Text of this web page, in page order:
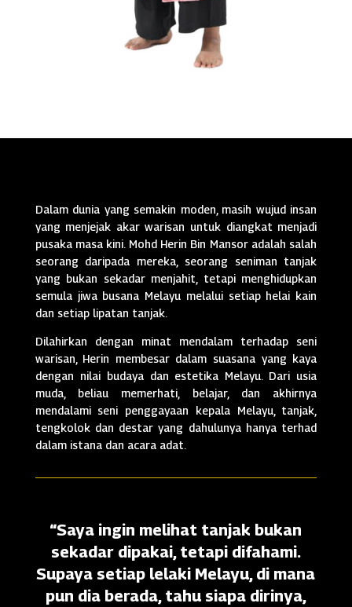
Dalam dunia yang semakin moden, masih wujud insan
yang menjejak akar warisan untuk diangkat menjadi
pusaka masa kini. Mohd Herin Bin Mansor adalah salah
seorang daripada mereka, seorang seniman tanjak
yang bukan sekadar menjahit, tetapi menghidupkan
semula jiwa busana Melayu melalui setiap helai kain
dan setiap lipatan tanjak.
Dilahirkan dengan minat mendalam terhadap seni
warisan, Herin membesar dalam suasana yang kaya
dengan nilai budaya dan estetika Melayu. Dari usia
muda, beliau memerhati, belajar, dan akhirnya
mendalami seni penggayaan kepala Melayu, tanjak,
tengkolok dan destar yang dahulunya hanya terhad
dalam istana dan acara adat.
“Saya ingin melihat tanjak bukan
sekadar dipakai, tetapi difahami.
Supaya setiap lelaki Melayu, di mana
pun dia berada, tahu siapa dirinya,